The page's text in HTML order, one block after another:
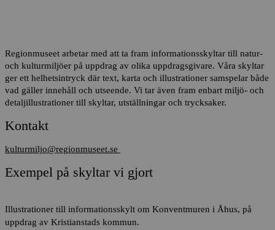
Regionmuseet arbetar med att ta fram informationsskyltar till natur-
och kulturmiljöer på uppdrag av olika uppdragsgivare. Våra skyltar
ger ett helhetsintryck där text, karta och illustrationer samspelar både
vad gäller innehåll och utseende. Vi tar även fram enbart miljö- och
detaljillustrationer till skyltar, utställningar och trycksaker.
Kontakt
kulturmiljo@regionmuseet.se
Exempel på skyltar vi gjort
Illustrationer till informationsskylt om Konventmuren i Åhus, på
uppdrag av Kristianstads kommun.